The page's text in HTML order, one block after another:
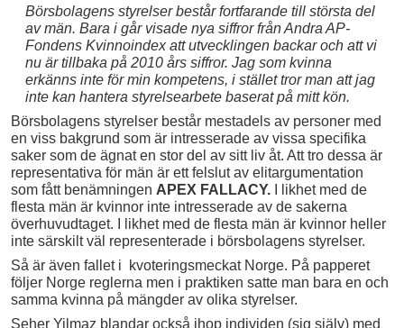
Börsbolagens styrelser består fortfarande till största del
av män. Bara i går visade nya siffror från Andra AP-
Fondens Kvinnoindex att utvecklingen backar och att vi
nu är tillbaka på 2010 års siffror. Jag som kvinna
erkänns inte för min kompetens, i stället tror man att jag
inte kan hantera styrelsearbete baserat på mitt kön.
Börsbolagens styrelser består mestadels av personer med
en viss bakgrund som är intresserade av vissa specifika
saker som de ägnat en stor del av sitt liv åt. Att tro dessa är
representativa för män är ett felslut av elitargumentation
som fått benämningen APEX FALLACY. I likhet med de
flesta män är kvinnor inte intresserade av de sakerna
överhuvudtaget. I likhet med de flesta män är kvinnor heller
inte särskilt väl representerade i börsbolagens styrelser.
Så är även fallet i kvoteringsmeckat Norge. På papperet
följer Norge reglerna men i praktiken satte man bara en och
samma kvinna på mängder av olika styrelser.
Seher Yilmaz blandar också ihop individen (sig själv) med